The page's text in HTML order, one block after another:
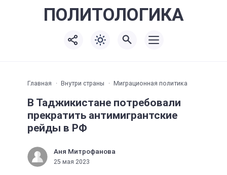
ПОЛИТОЛОГИКА
Главная Внутри страны Миграционная политика
В Таджикистане потребовали
прекратить антимигрантские
рейды в РФ
Аня Митрофанова
25 мая 2023